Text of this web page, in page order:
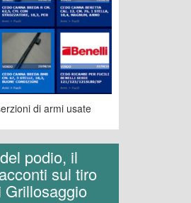
di armi usate
podio, il
sul tiro
Grillosaggio